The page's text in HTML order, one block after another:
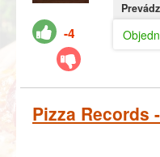
-4
Pizza Records